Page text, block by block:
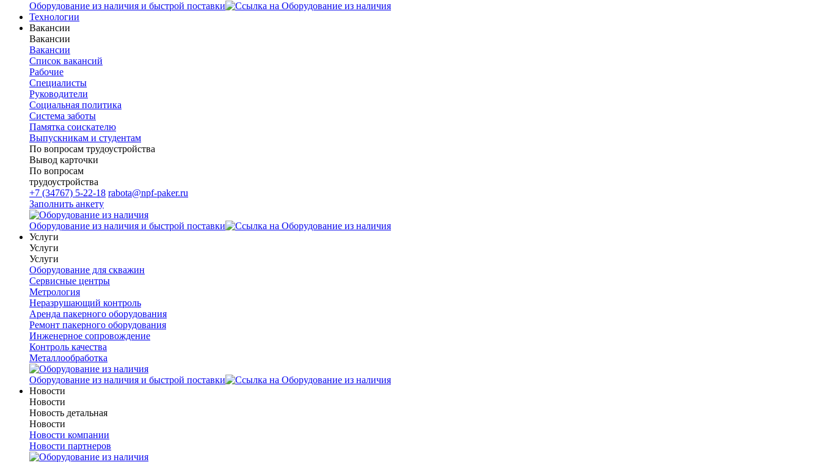
Оборудование из наличия и быстрой поставки
Технологии
Вакансии
Вакансии
Вакансии
Список вакансий
Рабочие
Специалисты
Руководители
Cоциальная политика
Система заботы
Памятка соискателю
Выпускникам и студентам
По вопросам трудоустройства
Вывод карточки
По вопросам
трудоустройства
+7 (34767) 5-22-18 rabota@npf-paker.ru
Заполнить анкету
Оборудование из наличия и быстрой поставки
Услуги
Услуги
Услуги
Оборудование для скважин
Сервисные центры
Метрология
Неразрушающий контроль
Аренда пакерного оборудования
Ремонт пакерного оборудования
Инженерное сопровождение
Контроль качества
Металлообработка
Оборудование из наличия и быстрой поставки
Новости
Новости
Новость детальная
Новости
Новости компании
Новости партнеров